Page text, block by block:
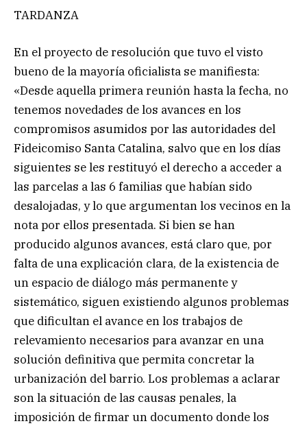
TARDANZA
En el proyecto de resolución que tuvo el visto
bueno de la mayoría oficialista se manifiesta:
«Desde aquella primera reunión hasta la fecha, no
tenemos novedades de los avances en los
compromisos asumidos por las autoridades del
Fideicomiso Santa Catalina, salvo que en los días
siguientes se les restituyó el derecho a acceder a
las parcelas a las 6 familias que habían sido
desalojadas, y lo que argumentan los vecinos en la
nota por ellos presentada. Si bien se han
producido algunos avances, está claro que, por
falta de una explicación clara, de la existencia de
un espacio de diálogo más permanente y
sistemático, siguen existiendo algunos problemas
que dificultan el avance en los trabajos de
relevamiento necesarios para avanzar en una
solución definitiva que permita concretar la
urbanización del barrio. Los problemas a aclarar
son la situación de las causas penales, la
imposición de firmar un documento donde los